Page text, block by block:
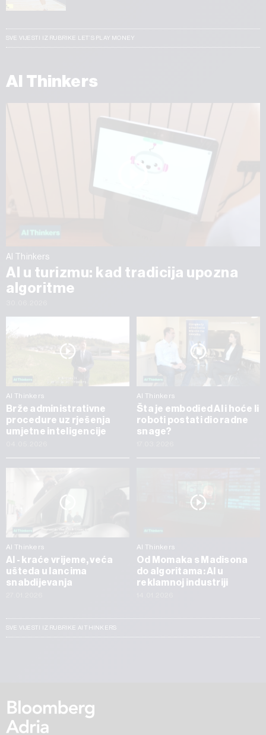
SVE VIJESTI IZ RUBRIKE LET’S PLAY MONEY
AI Thinkers
AI Thinkers
AI u turizmu: kad tradicija upozna
algoritme
AI Thinkers
Brže administrativne
procedure uz rješenja
umjetne inteligencije
AI Thinkers
Šta je embodied AI i hoće li
roboti postati dio radne
snage?
AI Thinkers
AI - kraće vrijeme, veća
ušteda u lancima
snabdijevanja
AI Thinkers
Od Momaka s Madisona
do algoritama: AI u
reklamnoj industriji
SVE VIJESTI IZ RUBRIKE AI THINKERS